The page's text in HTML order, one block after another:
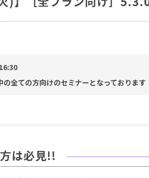
全ての方向けのセミナーとなっております
は必見!!